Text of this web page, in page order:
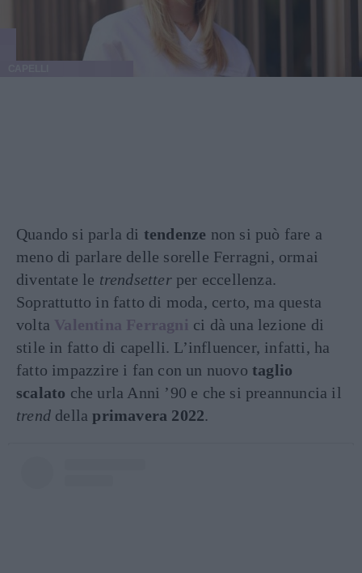
Quando si parla di tendenze non si può fare a
meno di parlare delle sorelle Ferragni, ormai
diventate le trendsetterper eccellenza.
Soprattutto in fatto di moda, certo, ma questa
volta Valentina Ferragni ci dà una lezione di
stile in fatto di capelli. L’influencer, infatti, ha
fatto impazzire i fan con un nuovo taglio
scalato che urla Anni ’90 e che si preannuncia il
trend dellaprimavera 2022.